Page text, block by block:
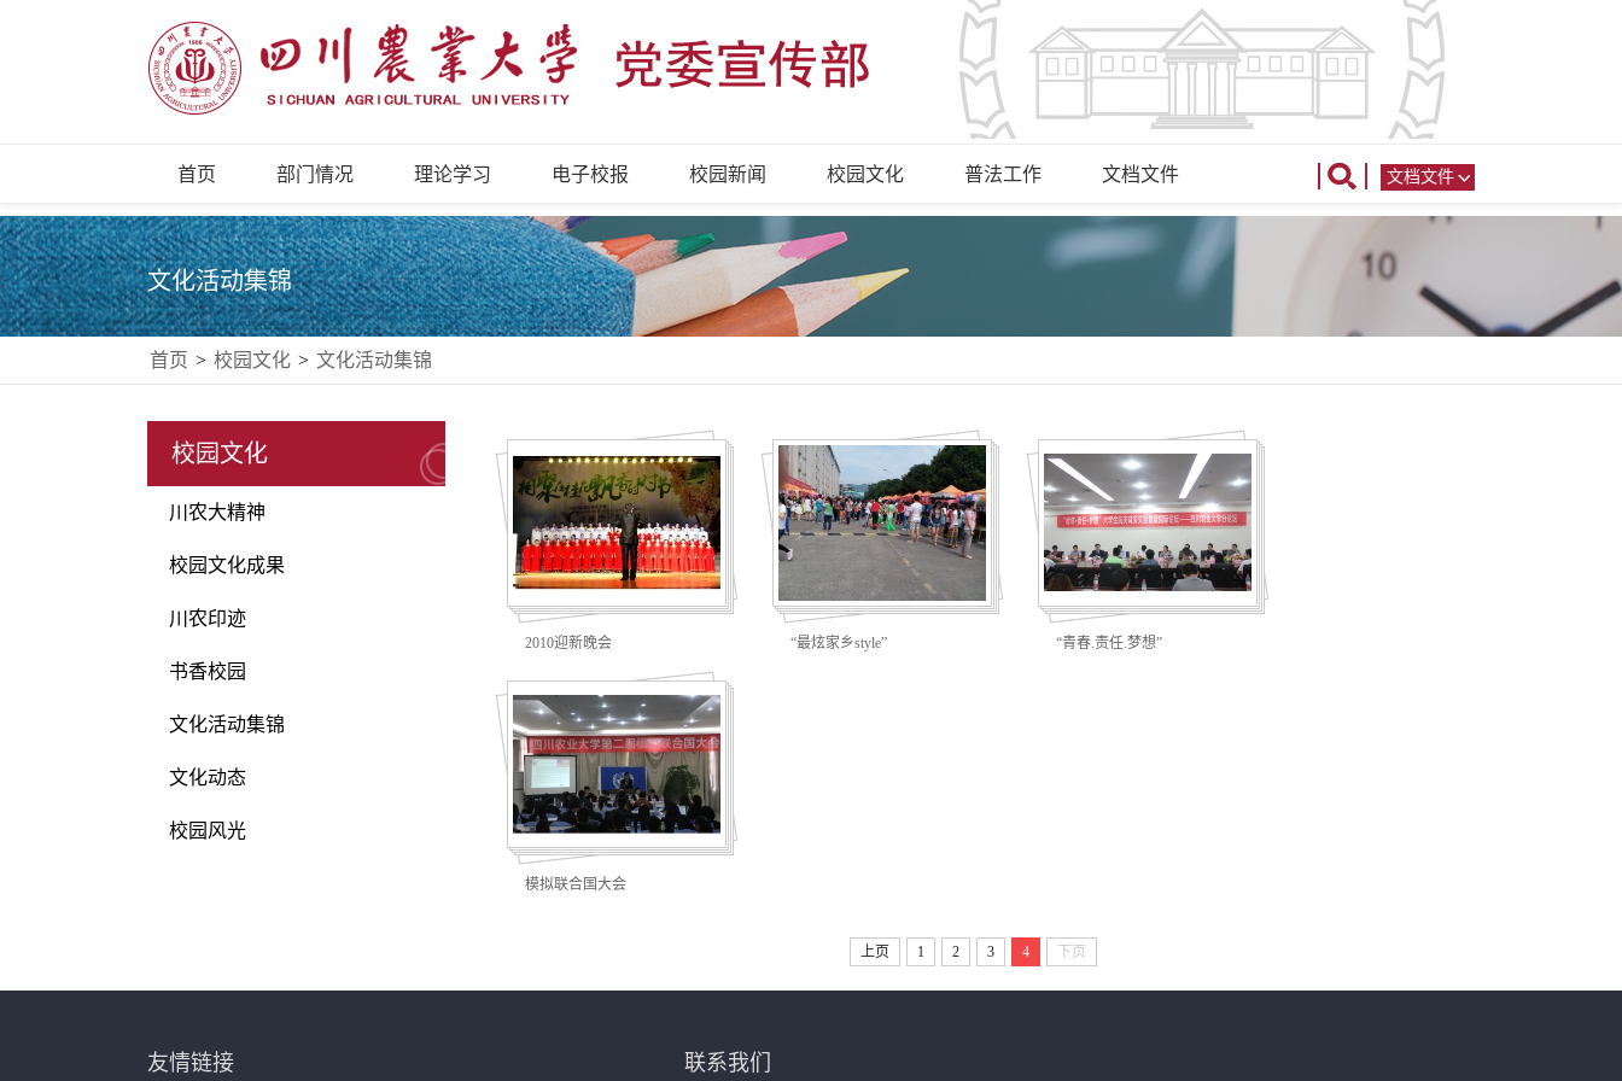
首页 部门情况 理论学习 电子校报 校园新闻 校园文化 普法工作 文档文件 文档文件
文化活动集锦
首页 > 校园文化 > 文化活动集锦
校园文化
川农大精神
校园文化成果
川农印迹
书香校园
文化活动集锦
文化动态
校园风光
2010迎新晚会 “最炫家乡style” “青春.责任.梦想”
模拟联合国大会
上页 1 2 3 4 下页
友情链接 联系我们